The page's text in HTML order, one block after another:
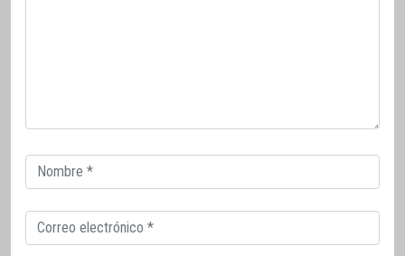
Correo
electrónico
Correo
electrónico